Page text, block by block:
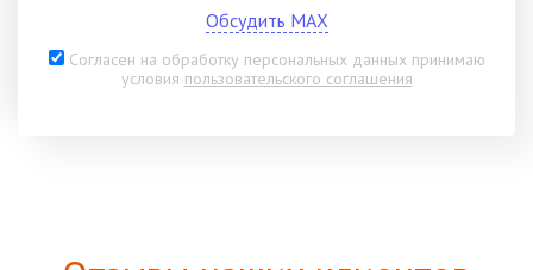
Обсудить MAX
Согласен на обработку персональных данных принимаю
условия пользовательского соглашения